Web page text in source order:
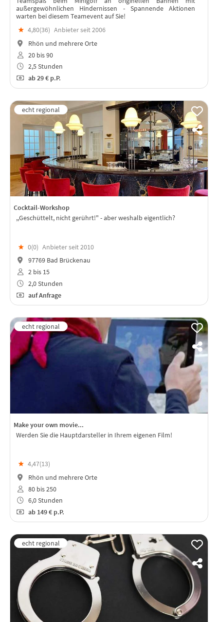
außergewöhnlichen Hindernissen - Spannende Aktionen
warten bei diesem Teamevent auf Sie!
★ 4,80(36) Anbieter seit 2006
Rhön und mehrere Orte
20 bis 90
2,5 Stunden
ab29 € p.P.
Cocktail-Workshop
,,Geschüttelt, nicht gerührt!" - aber weshalb eigentlich?
★ 0(0) Anbieter seit 2010
97769 Bad Brückenau
2 bis 15
2,0 Stunden
auf Anfrage
Make your own movie...
Werden Sie die Hauptdarsteller in Ihrem eigenen Film!
★ 4,47(13)
Rhön und mehrere Orte
80 bis 250
6,0 Stunden
ab149 € p.P.